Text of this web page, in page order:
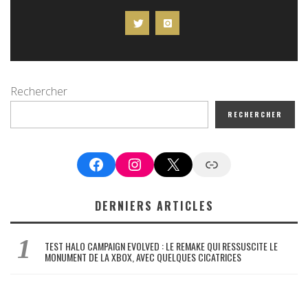
Rechercher
RECHERCHER
FacebookInstagram
X Google News
DERNIERS ARTICLES
TEST HALO CAMPAIGN EVOLVED : LE REMAKE QUI RESSUSCITE LE
MONUMENT DE LA XBOX, AVEC QUELQUES CICATRICES